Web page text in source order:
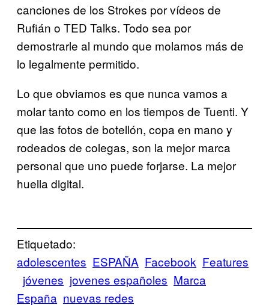
canciones de los Strokes por vídeos de
Rufián o TED Talks. Todo sea por
demostrarle al mundo que molamos más de
lo legalmente permitido.
Lo que obviamos es que nunca vamos a
molar tanto como en los tiempos de Tuenti. Y
que las fotos de botellón, copa en mano y
rodeados de colegas, son la mejor marca
personal que uno puede forjarse. La mejor
huella digital.
Etiquetado:
adolescentes ESPAÑA Facebook Features
jóvenes jovenes españoles Marca
España nuevas redes